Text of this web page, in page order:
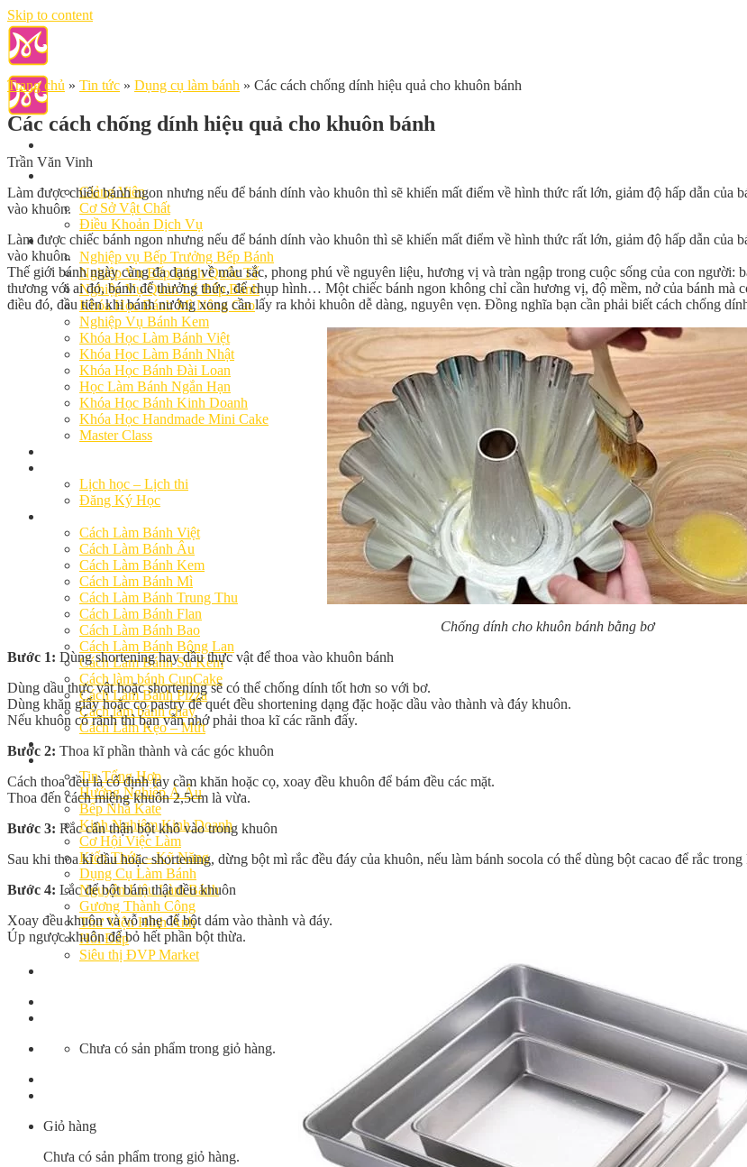
Skip to content
Giảng Viên
Cơ Sở Vật Chất
Điều Khoản Dịch Vụ
Học Làm Bánh
Nghiệp vụ Bếp Trưởng Bếp Bánh
Nghiệp Vụ Bếp Bánh Quốc Tế
Nghiệp Vụ Quản Lý Bếp Bánh
Khóa Học Bánh Mì Nâng Cao
Nghiệp Vụ Bánh Kem
Khóa Học Làm Bánh Việt
Khóa Học Làm Bánh Nhật
Khóa Học Bánh Đài Loan
Học Làm Bánh Ngắn Hạn
Khóa Học Bánh Kinh Doanh
Khóa Học Handmade Mini Cake
Master Class
Lịch học – Lịch thi
Đăng Ký Học
Cách Làm Bánh Việt
Cách Làm Bánh Âu
Cách Làm Bánh Kem
Cách Làm Bánh Mì
Cách Làm Bánh Trung Thu
Cách Làm Bánh Flan
Cách Làm Bánh Bao
Cách Làm Bánh Bông Lan
Cách Làm Bánh Su Kem
Cách làm bánh CupCake
Cách Làm Bánh Pizza
Cách làm bánh chay
Cách Làm Kẹo – Mứt
Video
Tin tức
Tin Tổng Hợp
Hướng Nghiệp Á Âu
Bếp Nhà Kate
Kinh Nghiệm Kinh Doanh
Cơ Hội Việc Làm
Kiến Thức – Kỹ Năng
Dụng Cụ Làm Bánh
Nguyên Liệu Làm Bánh
Gương Thành Công
Thư Viện Hình Ảnh
Hỏi Đáp
Siêu thị ĐVP Market
Chưa có sản phẩm trong giỏ hàng.
Giỏ hàng
Chưa có sản phẩm trong giỏ hàng.
Trang chủ » Tin tức » Dụng cụ làm bánh » Các cách chống dính hiệu quả cho khuôn bánh
Các cách chống dính hiệu quả cho khuôn bánh
Trần Văn Vinh
Làm được chiếc bánh ngon nhưng nếu để bánh dính vào khuôn thì sẽ khiến mất điểm về hình thức rất lớn, giảm độ hấp dẫn của
vào khuôn.
Làm được chiếc bánh ngon nhưng nếu để bánh dính vào khuôn thì sẽ khiến mất điểm về hình thức rất lớn, giảm độ hấp dẫn của
vào khuôn.
Thế giới bánh ngày càng đa dạng về màu sắc, phong phú về nguyên liệu, hương vị và tràn ngập trong cuộc sống của con người:
thương với ai đó, bánh để thưởng thức, để chụp hình… Một chiếc bánh ngon không chỉ cần hương vị, độ mềm, nở của bánh mà
điều đó, đầu tiên khi bánh nướng xong cần lấy ra khỏi khuôn dễ dàng, nguyên vẹn. Đồng nghĩa bạn cần phải biết cách chống
Chống dính cho khuôn bánh bằng bơ
Bước 1: Dùng shortening hay dầu thực vật để thoa vào khuôn bánh
Dùng dầu thực vật hoặc shortening sẽ có thể chống dính tốt hơn so với bơ.
Dùng khăn giấy hoặc cọ pastry để quét đều shortening dạng đặc hoặc dầu vào thành và đáy khuôn.
Nếu khuôn có rãnh thì bạn vẫn nhớ phải thoa kĩ các rãnh đấy.
Bước 2: Thoa kĩ phần thành và các góc khuôn
Cách thoa đều là cố định tay cầm khăn hoặc cọ, xoay đều khuôn để bám đều các mặt.
Thoa đến cách miệng khuôn 2,5cm là vừa.
Bước 3: Rắc cẩn thận bột khô vào trong khuôn
Sau khi thoa kĩ dầu hoặc shortening, dừng bột mì rắc đều đáy của khuôn, nếu làm bánh socola có thể dùng bột cacao để rắc trong
Bước 4: Lắc để bột bám thật đều khuôn
Xoay đều khuôn và vỗ nhẹ để bột dám vào thành và đáy.
Úp ngược khuôn để bỏ hết phần bột thừa.